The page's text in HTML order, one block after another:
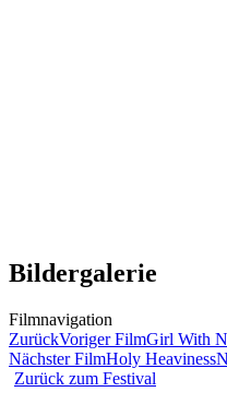
Bildergalerie
Filmnavigation
ZurückVoriger FilmGirl With
Nächster FilmHoly Heaviness
Zurück zum Festival